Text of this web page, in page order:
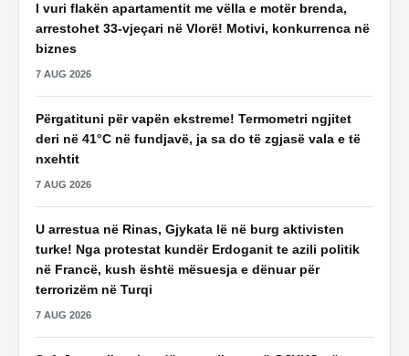
I vuri flakën apartamentit me vëlla e motër brenda,
arrestohet 33-vjeçari në Vlorë! Motivi, konkurrenca në
biznes
7 AUG 2026
Përgatituni për vapën ekstreme! Termometri ngjitet
deri në 41°C në fundjavë, ja sa do të zgjasë vala e të
nxehtit
7 AUG 2026
U arrestua në Rinas, Gjykata lë në burg aktivisten
turke! Nga protestat kundër Erdoganit te azili politik
në Francë, kush është mësuesja e dënuar për
terrorizëm në Turqi
7 AUG 2026